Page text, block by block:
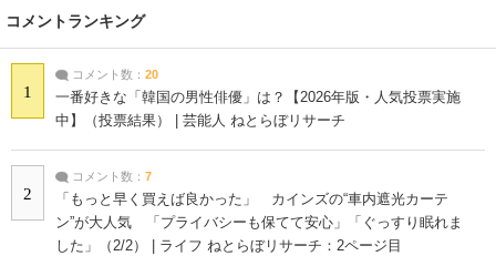
コメントランキング
1
コメント数： 20
一番好きな「韓国の男性俳優」は？【2026年版・人気投票実施
中】（投票結果） | 芸能人 ねとらぼリサーチ
2
コメント数： 7
「もっと早く買えば良かった」 カインズの“車内遮光カーテ
ン”が大人気 「プライバシーも保てて安心」「ぐっすり眠れま
した」（2/2） | ライフ ねとらぼリサーチ：2ページ目